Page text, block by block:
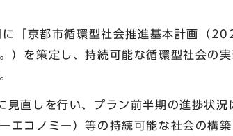
「京都市循環型社会推進基本計画（
）を策定し、持続可能な循環型社会の
直しを行い、プラン前半期の進捗状況
エコノミー）等の持続可能な社会の構